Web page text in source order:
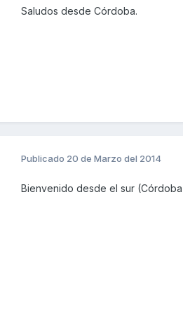
Saludos desde Córdoba.
Publicado 20 de Marzo del 2014
Bienvenido desde el sur